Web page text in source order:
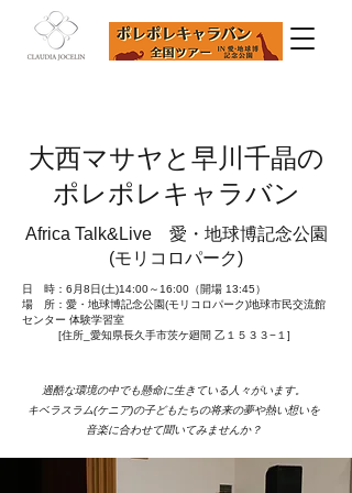
大西マサヤと早川千晶の
ポレポレキャラバン
Africa Talk&Live 愛・地球博記念公園
(モリコロパーク)
日 時：6月8日(土)14:00～16:00（開場 13:45）
場 所：愛・地球博記念公園(モリコロパーク)地球市民交流館
センター 体験学習室
[住所_愛知県長久手市茨ケ廻間 乙１５３３−１]
過酷な環境の中でも懸命に生きている人々がいます。
キベラスラム(ケニア)の子どもたちの将来の夢や熱い想いを
音楽に合わせて聞いてみませんか？